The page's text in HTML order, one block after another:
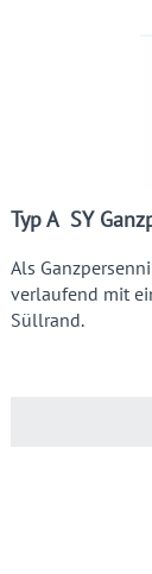
Typ A SY
Als
verlaufend mit
Süllrand.